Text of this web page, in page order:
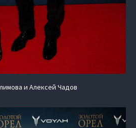
и Алексей Чадов